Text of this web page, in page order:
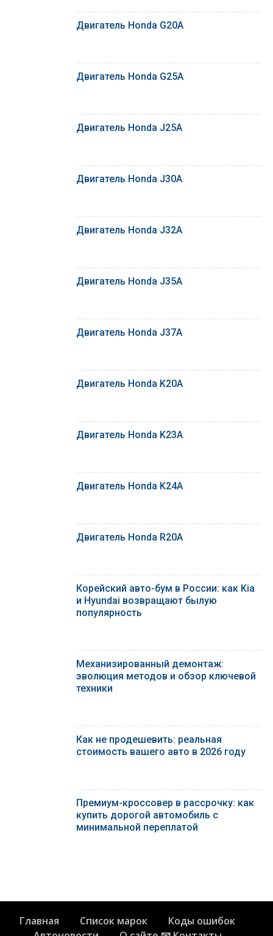
Двигатель Honda G20A
Двигатель Honda G25A
Двигатель Honda J25A
Двигатель Honda J30A
Двигатель Honda J32A
Двигатель Honda J35A
Двигатель Honda J37A
Двигатель Honda K20A
Двигатель Honda K23A
Двигатель Honda K24A
Двигатель Honda R20A
Корейский авто-бум в России: как Kia
и Hyundai возвращают былую
популярность
Механизированный демонтаж:
эволюция методов и обзор ключевой
техники
Как не продешевить: реальная
стоимость вашего авто в 2026 году
Премиум-кроссовер в рассрочку: как
купить дорогой автомобиль с
минимальной переплатой
Главная Список марок
Коды ошибок